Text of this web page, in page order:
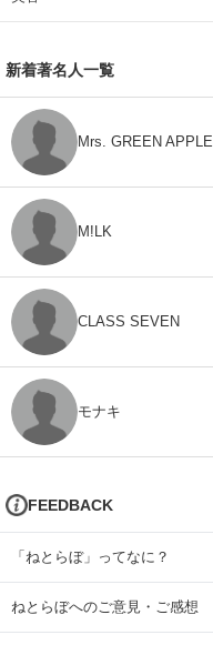
新着著名人一覧
Mrs. GREEN APPLE
M!LK
CLASS SEVEN
モナキ
FEEDBACK
「ねとらぼ」ってなに？
ねとらぼへのご意見・ご感想